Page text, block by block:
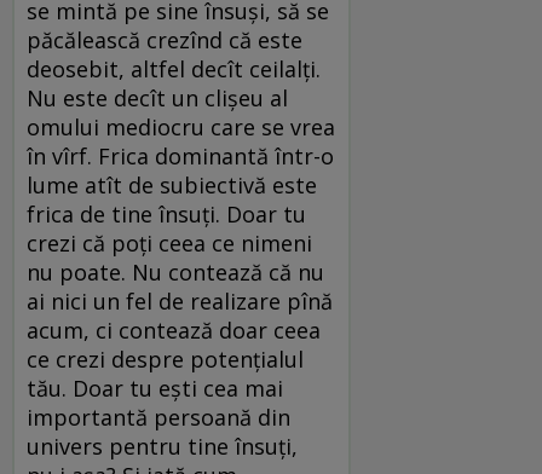
se mintă pe sine însuși, să se
păcălească crezînd că este
deosebit, altfel decît ceilalți.
Nu este decît un clișeu al
omului mediocru care se vrea
în vîrf. Frica dominantă într-o
lume atît de subiectivă este
frica de tine însuți. Doar tu
crezi că poți ceea ce nimeni
nu poate. Nu contează că nu
ai nici un fel de realizare pînă
acum, ci contează doar ceea
ce crezi despre potențialul
tău. Doar tu ești cea mai
importantă persoană din
univers pentru tine însuți,